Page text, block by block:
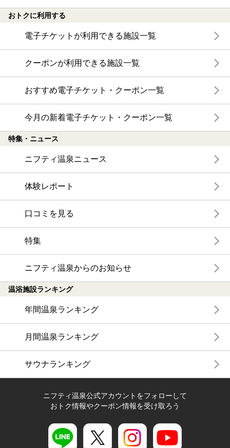
おトクに利用する
電子チケットが利用できる施設一覧
クーポンが利用できる施設一覧
おすすめ電子チケット・クーポン一覧
今月の新着電子チケット・クーポン一覧
特集・ニュース
ニフティ温泉ニュース
体験レポート
口コミを見る
特集
ニフティ温泉からのお知らせ
温浴施設ランキング
年間温泉ランキング
月間温泉ランキング
サウナランキング
ニフティ温泉公式アカウントをフォローして
おトク情報やクーポン情報を受け取ろう